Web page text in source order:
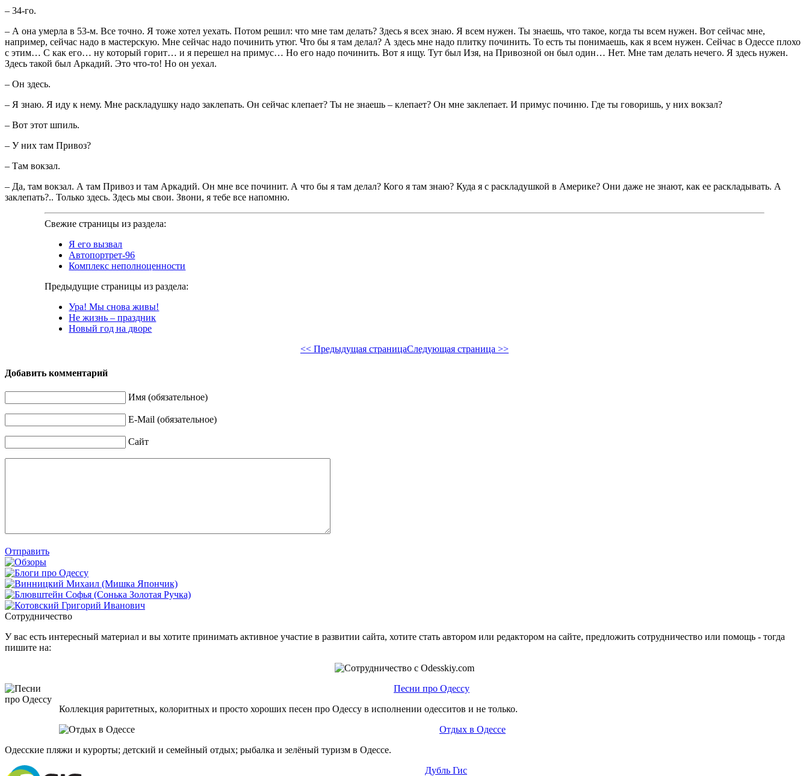
– 34-го.
– А она умерла в 53-м. Все точно. Я тоже хотел уехать. Потом решил: что мне там делать? Здесь я всех знаю. Я всем нужен. Ты знаешь, что такое, когда ты всем нужен. Вот сейчас мне,
например, сейчас надо в мастерскую. Мне сейчас надо починить утюг. Что бы я там делал? А здесь мне надо плитку починить. То есть ты понимаешь, как я всем нужен. Сейчас в Одессе плохо
с этим… С как его… ну который горит… и я перешел на примус… Но его надо починить. Вот я ищу. Тут был Изя, на Привозной он был один… Нет. Мне там делать нечего. Я здесь нужен.
Здесь такой был Аркадий. Это что-то! Но он уехал.
– Он здесь.
– Я знаю. Я иду к нему. Мне раскладушку надо заклепать. Он сейчас клепает? Ты не знаешь – клепает? Он мне заклепает. И примус починю. Где ты говоришь, у них вокзал?
– Вот этот шпиль.
– У них там Привоз?
– Там вокзал.
– Да, там вокзал. А там Привоз и там Аркадий. Он мне все починит. А что бы я там делал? Кого я там знаю? Куда я с раскладушкой в Америке? Они даже не знают, как ее раскладывать. А
заклепать?.. Только здесь. Здесь мы свои. Звони, я тебе все напомню.
Свежие страницы из раздела:
Я его вызвал
Автопортрет-96
Комплекс неполноценности
Предыдущие страницы из раздела:
Ура! Мы снова живы!
Не жизнь – праздник
Новый год на дворе
<< Предыдущая страницаСледующая страница >>
Добавить комментарий
Имя (обязательное)
E-Mail (обязательное)
Сайт
Отправить
Сотрудничество
У вас есть интересный материал и вы хотите принимать активное участие в развитии сайта, хотите стать автором или редактором на сайте, предложить сотрудничество или помощь - тогда
пишите на:
Песни про Одессу
Коллекция раритетных, колоритных и просто хороших песен про Одессу в исполнении одесситов и не только.
Отдых в Одессе
Одесские пляжи и курорты; детский и семейный отдых; рыбалка и зелёный туризм в Одессе.
Дубль Гис